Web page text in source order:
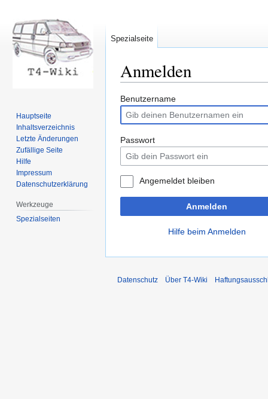
Anmelden
Zur
Navigation
springen
Zur
Suche
springen
Benutzername
Passwort
Angemeldet bleiben
Anmelden
Hilfe beim Anmelden
Spezialseite
Hauptseite
Inhaltsverzeichnis
Letzte Änderungen
Zufällige Seite
Hilfe
Impressum
Datenschutzerklärung
Werkzeuge
Spezialseiten
Datenschutz Über T4-Wiki